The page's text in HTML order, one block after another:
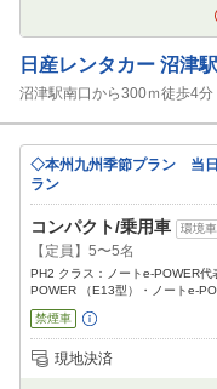
日産レンタカー 沼津
沼津駅南口から300ｍ徒歩4
◇本州九州季節プラン 当日
ラン
コンパクト/乗用車 環境
【定員】5〜5名
PH2 クラス：ノートe-POWER代
POWER （E13型）・ノートe-
禁煙車
追加可能オプション
現地決済